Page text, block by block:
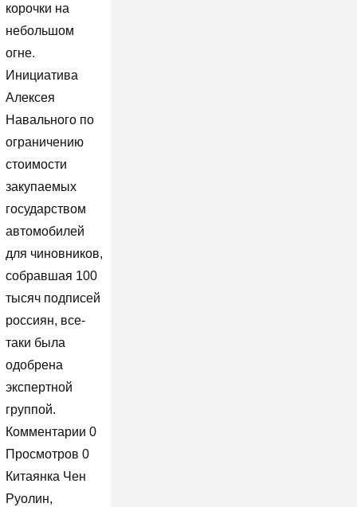
корочки на
небольшом
огне.
Инициатива
Алексея
Навального по
ограничению
стоимости
закупаемых
государством
автомобилей
для чиновников,
собравшая 100
тысяч подписей
россиян, все-
таки была
одобрена
экспертной
группой.
Комментарии 0
Просмотров 0
Китаянка Чен
Руолин,